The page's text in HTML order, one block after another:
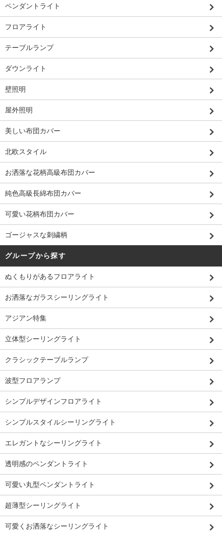
ペンダントライト
フロアライト
テーブルランプ
ダウンライト
壁照明
屋外照明
美しい布団カバー
北欧スタイル
お洒落な花柄高級布団カバー
純色高級長綿布団カバー
可愛い花柄布団カバー
ゴージャスな刺繍柄
グループから探す
ぬくもりがあるフロアライト
お洒落なガラスシーリングライト
アジアン特集
立体型シーリングライト
クラシックテーブルランプ
波型フロアランプ
シンプルデザインフロアライト
シンプルスタイルシーリングライト
エレガントなシーリングライト
透明感のペンダントライト
可愛い丸型ペンダントライト
超薄型シーリングライト
可愛くお洒落なシーリングライト